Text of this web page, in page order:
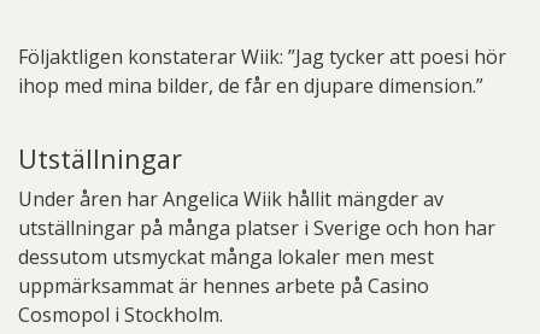
Följaktligen konstaterar Wiik: ”Jag tycker att poesi hör
ihop med mina bilder, de får en djupare dimension.”
Utställningar
Under åren har Angelica Wiik hållit mängder av
utställningar på många platser i Sverige och hon har
dessutom utsmyckat många lokaler men mest
uppmärksammat är hennes arbete på Casino
Cosmopol i Stockholm.